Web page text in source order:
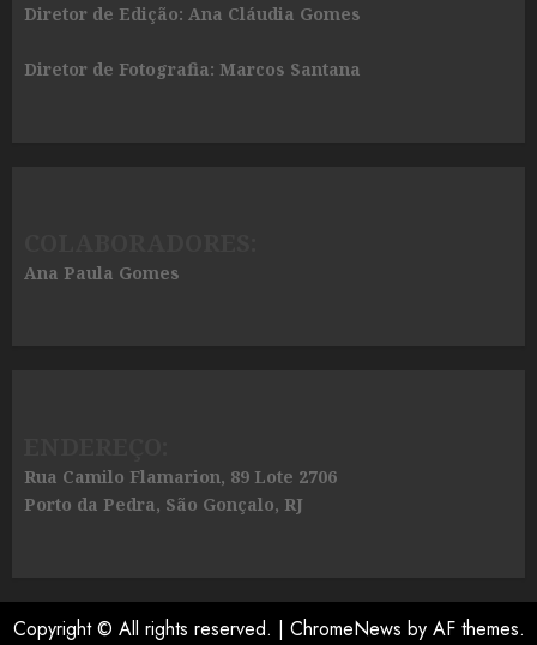
Diretor de Edição: Ana Cláudia Gomes
Diretor de Fotografia: Marcos Santana
Ana Paula Gomes
Rua Camilo Flamarion, 89 Lote 2706
Porto da Pedra, São Gonçalo, RJ
Copyright © All rights reserved. | ChromeNews by AF themes.